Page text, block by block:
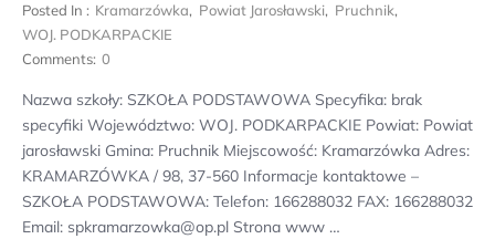
Posted In : Kramarzówka, Powiat Jarosławski, Pruchnik,
WOJ. PODKARPACKIE
Comments: 0
Nazwa szkoły: SZKOŁA PODSTAWOWA Specyfika: brak
specyfiki Województwo: WOJ. PODKARPACKIE Powiat: Powiat
jarosławski Gmina: Pruchnik Miejscowość: Kramarzówka Adres:
KRAMARZÓWKA / 98, 37-560 Informacje kontaktowe –
SZKOŁA PODSTAWOWA: Telefon: 166288032 FAX: 166288032
Email: spkramarzowka@op.pl Strona www …